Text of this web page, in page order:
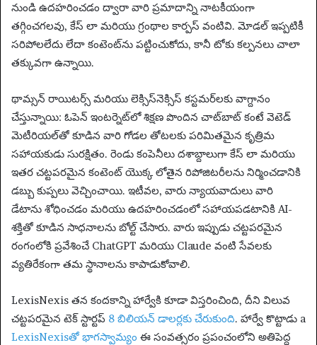
నుండి ఉదహరించడం ద్వారా వారి ప్రమాదాన్ని నాటకీయంగా
తగ్గించగలవు, కేస్ లా మరియు గ్రంథాల కార్పస్ వంటివి. మోడల్ ఇప్పటికీ
సరిపోలలేదు లేదా కంటెంట్‌ను పట్టించుకోదు, కానీ టోకు కల్పనలు చాలా
తక్కువగా ఉన్నాయి.
థామ్సన్ రాయిటర్స్ మరియు లెక్సిస్‌నెక్సిస్ కస్టమర్‌లకు వాగ్దానం
చేస్తున్నాయి: ఓపెన్ ఇంటర్నెట్‌లో శిక్షణ పొందిన చాట్‌బాట్ కంటే వెటెడ్
మెటీరియల్‌తో కూడిన వారి గోడల తోటలకు పరిమితమైన కృత్రిమ
సహాయకుడు సురక్షితం. రెండు కంపెనీలు దశాబ్దాలుగా కేస్ లా మరియు
ఇతర చట్టపరమైన కంటెంట్ యొక్క లోతైన రిపోజిటరీలను నిర్మించడానికి
డబ్బు కుప్పలు వెచ్చించాయి. ఇటీవల, వారు న్యాయవాదులు వారి
డేటాను శోధించడం మరియు ఉదహరించడంలో సహాయపడటానికి AI-
శక్తితో కూడిన సాధనాలను బోల్ట్ చేసారు. వారు ఇప్పుడు చట్టపరమైన
రంగంలోకి ప్రవేశించే ChatGPT మరియు Claude వంటి సేవలకు
వ్యతిరేకంగా తమ స్థానాలను కాపాడుకోవాలి.
LexisNexis తన కందకాన్ని హార్వేకి కూడా విస్తరించింది, దీని విలువ
చట్టపరమైన టెక్ స్టార్టప్ 8 బిలియన్ డాలర్లకు చేరుకుంది. హార్వే కొట్టాడు a
LexisNexisతో భాగస్వామ్యం ఈ సంవత్సరం ప్రపంచంలోని అతిపెద్ద